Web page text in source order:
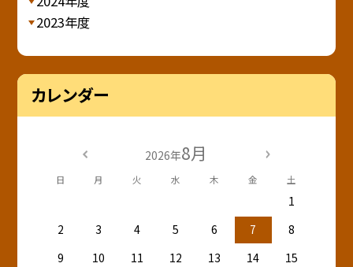
2023年度
カレンダー
2026年8月
日 月 火 水 木 金 土
1
2
3 4 5 6 7
8
9
10 11 12 13 14
15